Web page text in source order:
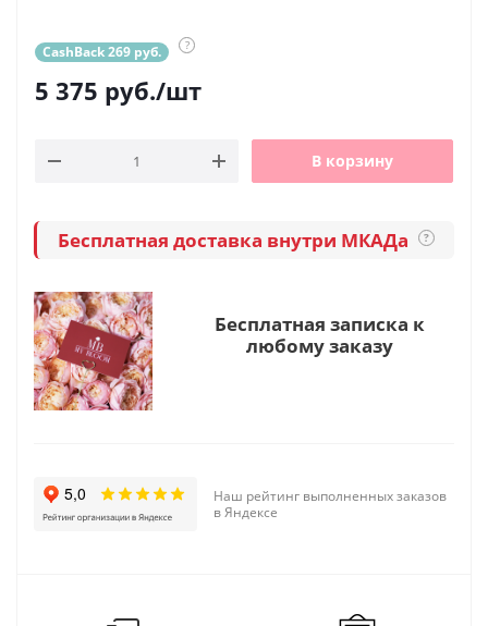
CashBack 269 руб. ?
5 375 руб./шт
В корзину
Бесплатная доставка внутри МКАДа ?
Бесплатная записка к
любому заказу
Наш рейтинг выполненных заказов
в Яндексе